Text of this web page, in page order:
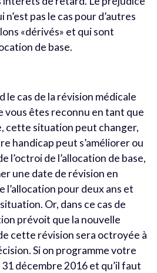
pas le cas pour d’autres
«dérivés» et qui sont
de base.
le cas de la révision médicale
vous êtes reconnu en tant que
cette situation peut changer,
handicap peut s’améliorer ou
l’octroi de l’allocation de base,
une date de révision en
l’allocation pour deux ans et
Or, dans ce cas de
prévoit que la nouvelle
cette révision sera octroyée à
Si on programme votre
décembre 2016 et qu’il faut